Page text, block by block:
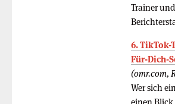
Trainer
6. TikTok-
Für-Dich-
(omr.com,
Wer sich
einen Blick